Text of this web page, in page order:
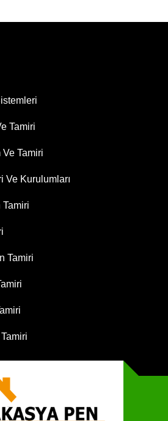
Tamiri
Tamiri
Ve Kurulumları
Tamiri
Tamiri